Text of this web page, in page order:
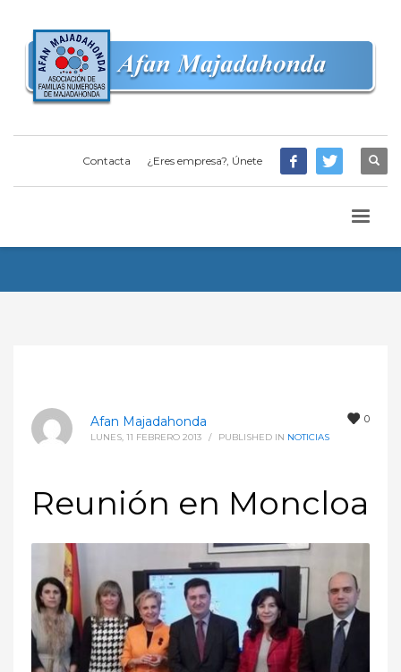
Contacta ¿Eres empresa?, Únete
0
Afan Majadahonda
LUNES, 11 FEBRERO 2013 / PUBLISHED IN NOTICIAS
Reunión en Moncloa